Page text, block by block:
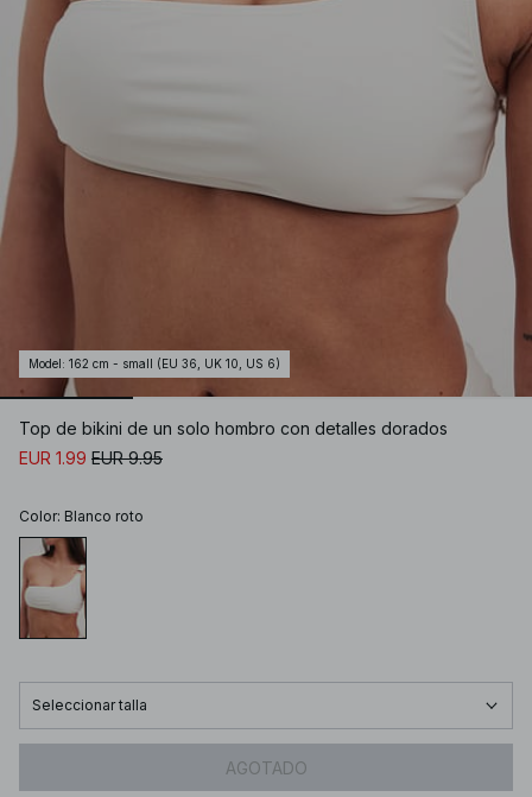
Model : 162 cm - small (EU 36, UK 10, US 6)
Top de bikini de un solo hombro con detalles dorados
EUR 1.99 EUR 9.95
Color: Blanco roto
Seleccionar talla
AGOTADO